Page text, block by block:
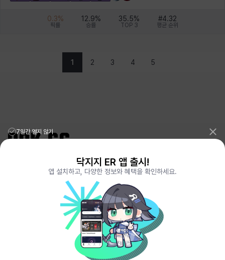
0.3%
픽률
12.9%
승률
35.5%
TOP 3
#4.32
평균 순위
1 2 3 4 5
리그오브레전드 전적검색 포로지지PORO.GG
전략적팀전투 TFT 전적검색 롤체지지 LOLCHESS.GG
메이플스토리 종합통계MAPLE.GG
VALORANT.DAK.GG
배틀그라운드 전적검색PUBG.DAK.GG
이터널 리턴 전적검색ER.DAK.GG
GENSHIN.DAK.GG
DEADLOCK.DAK.GG
7일간 열지 않기
닥지지 ER 앱 출시!
앱 설치하고, 다양한 정보와 혜택을 확인하세요.